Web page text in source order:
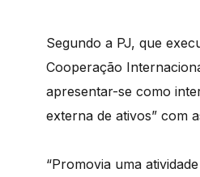
Segundo a PJ, que
Cooperação
apresentar-se como
externa de ativos” com
“Promovia uma